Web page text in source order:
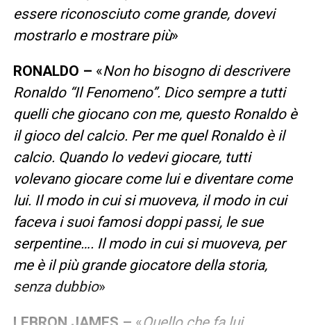
essere riconosciuto come grande, dovevi
mostrarlo e mostrare più»
RONALDO – «Non ho bisogno di descrivere
Ronaldo “Il Fenomeno”. Dico sempre a tutti
quelli che giocano con me, questo Ronaldo è
il gioco del calcio. Per me quel Ronaldo è il
calcio. Quando lo vedevi giocare, tutti
volevano giocare come lui e diventare come
lui. Il modo in cui si muoveva, il modo in cui
faceva i suoi famosi doppi passi, le sue
serpentine…. Il modo in cui si muoveva, per
me è il più grande giocatore della storia,
senza dubbio»